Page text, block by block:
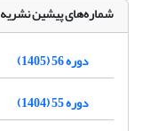
شماره‌های پیشین نشریه
دوره 56 (1405)
دوره 55 (1404)